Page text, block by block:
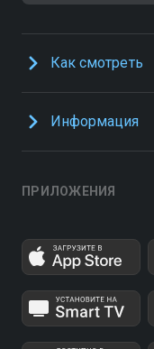
Как смотреть
Информация
ПРИЛОЖЕНИЯ